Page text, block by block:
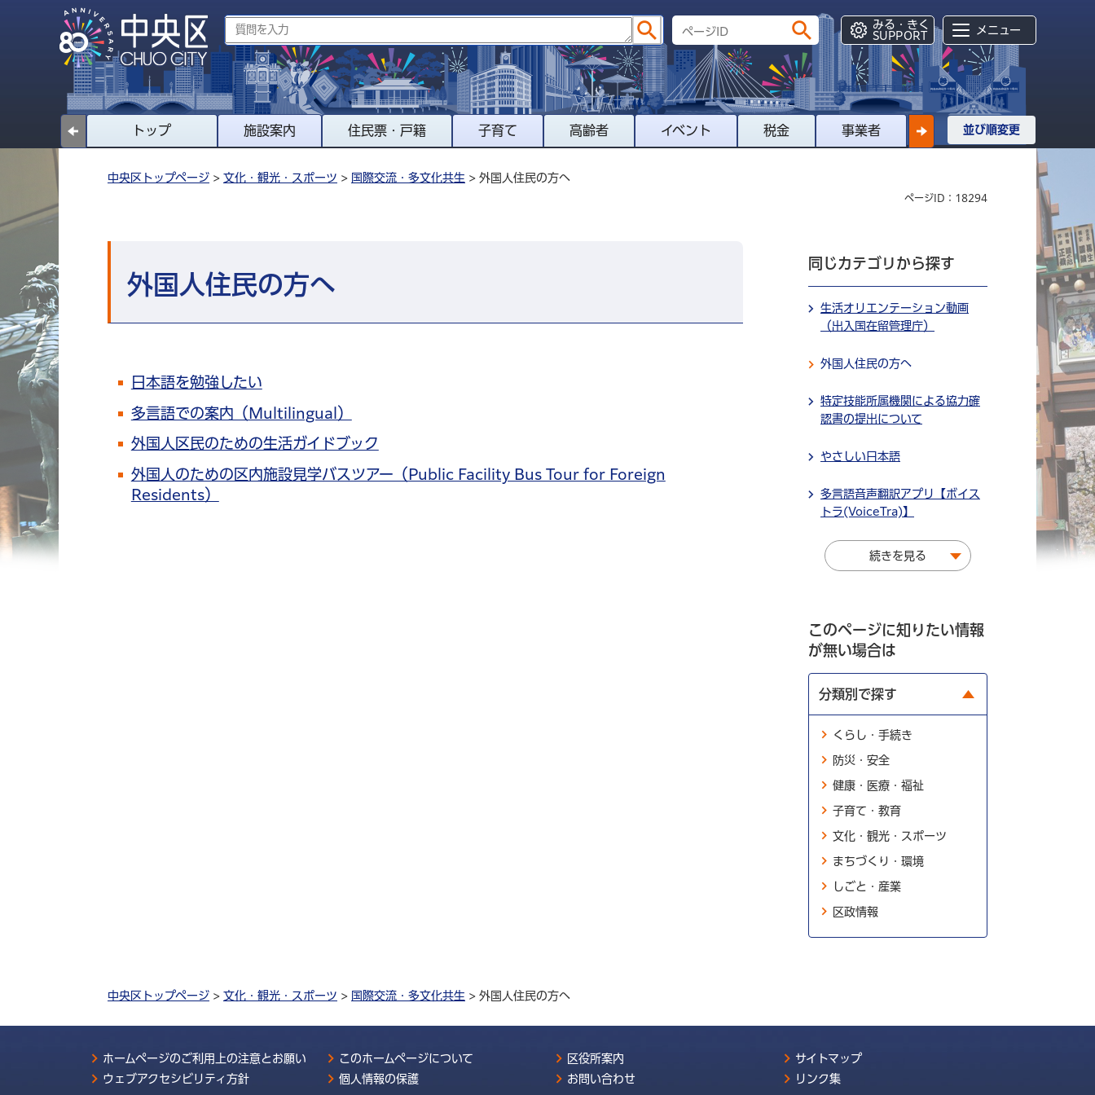
みる・きく
SUPPORT
メニュー
トップ 施設案内 住民票・戸籍 子育て 高齢者 イベント 税金 事業者 並び順変更
中央区トップページ > 文化・観光・スポーツ > 国際交流・多文化共生 > 外国人住民の方へ
ページID：18294
外国人住民の方へ
日本語を勉強したい
多言語での案内（Multilingual）
外国人区民のための生活ガイドブック
外国人のための区内施設見学バスツアー（Public Facility Bus Tour for Foreign
Residents）
同じカテゴリから探す
生活オリエンテーション動画
（出入国在留管理庁）
外国人住民の方へ
特定技能所属機関による協力確
認書の提出について
やさしい日本語
多言語音声翻訳アプリ【ボイス
トラ(VoiceTra)】
続きを見る
このページに知りたい情報
が無い場合は
分類別で探す
くらし・手続き
防災・安全
健康・医療・福祉
子育て・教育
文化・観光・スポーツ
まちづくり・環境
しごと・産業
区政情報
中央区トップページ > 文化・観光・スポーツ > 国際交流・多文化共生 > 外国人住民の方へ
ホームページのご利用上の注意とお願い このホームページについて 区役所案内
サイトマップ
ウェブアクセシビリティ方針
個人情報の保護 お問い合わせ リンク集